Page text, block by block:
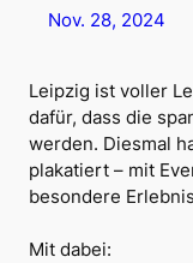
Nov. 28, 2024
Leipzig ist voller
dafür, dass die
werden. Diesmal
plakatiert – mit
besondere
Mit dabei: